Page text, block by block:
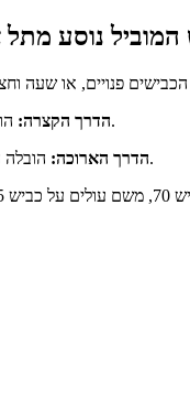
1. הדרך הקצרה:הובלה דרך כביש 5 וכביש 6.
2. הדרך הארוכה:הובלה דרך כביש החוף וכביש 67.